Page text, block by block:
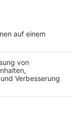
Und von
ihrer
gebe es
und
den Beschluss
der